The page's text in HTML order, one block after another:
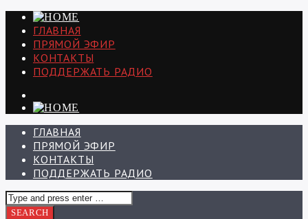
ГЛАВНАЯ
ПРЯМОЙ ЭФИР
КОНТАКТЫ
ПОДДЕРЖАТЬ РАДИО
ГЛАВНАЯ
ПРЯМОЙ ЭФИР
КОНТАКТЫ
ПОДДЕРЖАТЬ РАДИО